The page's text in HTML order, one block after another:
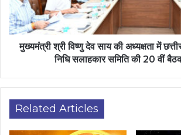
मुख्यमंत्री श्री विष्णु देव साय की अध्यक्षता में
निधि सलाहकार समिति की 20 वीं
Related Articles